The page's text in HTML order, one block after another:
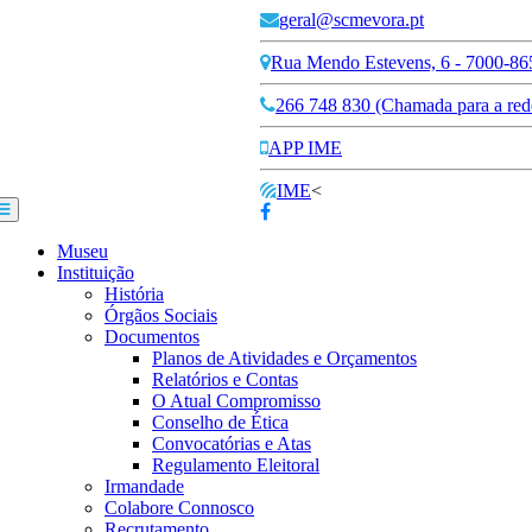
geral@scmevora.pt
Rua Mendo Estevens, 6 - 7000-
266 748 830 (Chamada para a
APP IME
IME<
Museu
Instituição
História
Órgãos Sociais
Documentos
Planos de Atividades e Orçamentos
Relatórios e Contas
O Atual Compromisso
Conselho de Ética
Convocatórias e Atas
Regulamento Eleitoral
Irmandade
Colabore Connosco